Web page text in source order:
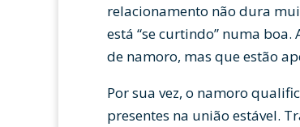
relacionamento não dura
está “se curtindo” numa
de namoro, mas que estão
Por sua vez, o namoro
presentes na união estável.